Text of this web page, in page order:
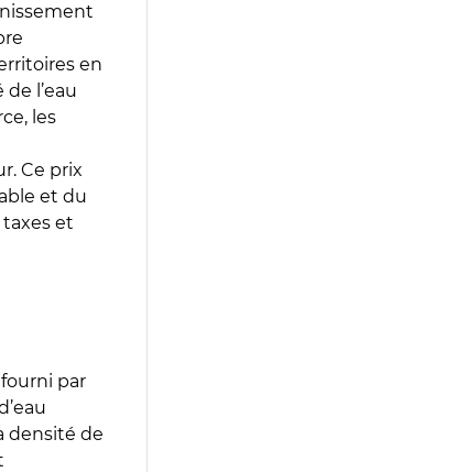
en
l’eau
les
Ce prix
et du
et
par
densité de